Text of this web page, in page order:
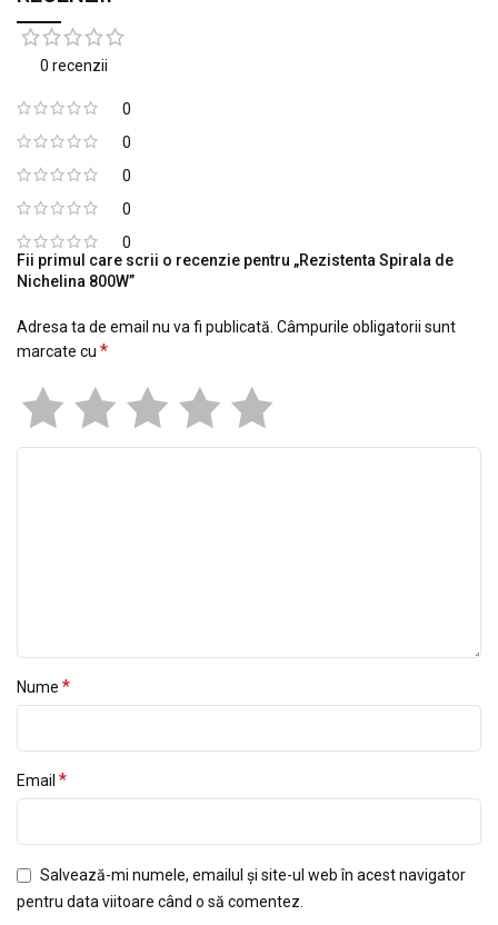
0 recenzii
0
0
0
0
0
Fii primul care scrii o recenzie pentru „Rezistenta Spirala de
Nichelina 800W”
Adresa ta de email nu va fi publicată. Câmpurile obligatorii sunt
marcate cu *
Nume *
Email *
Salvează-mi numele, emailul și site-ul web în acest navigator
pentru data viitoare când o să comentez.